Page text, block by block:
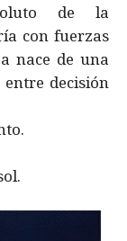
de la
con fuerzas
nace de una
decisión